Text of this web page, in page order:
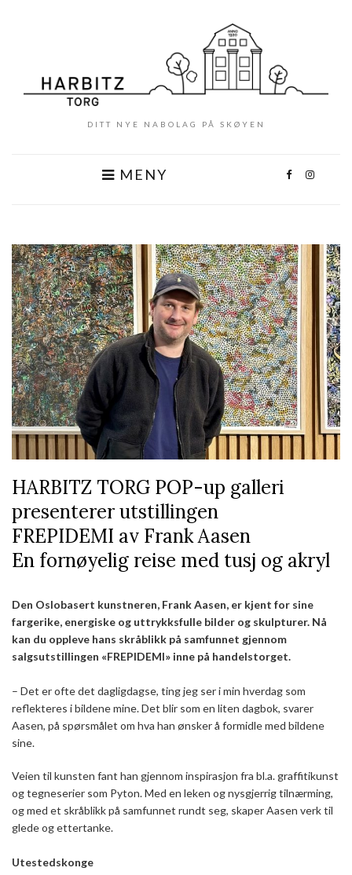
DITT NYE NABOLAG PÅ SKØYEN
MENY
HARBITZ TORG POP-up galleri
presenterer utstillingen
FREPIDEMI av Frank Aasen
En fornøyelig reise med tusj og akryl
Den Oslobasert kunstneren, Frank Aasen, er kjent for sine
fargerike, energiske og uttrykksfulle bilder og skulpturer. Nå
kan du oppleve hans skråblikk på samfunnet gjennom
salgsutstillingen «FREPIDEMI» inne på handelstorget.
– Det er ofte det dagligdagse, ting jeg ser i min hverdag som
reflekteres i bildene mine. Det blir som en liten dagbok, svarer
Aasen, på spørsmålet om hva han ønsker å formidle med bildene
sine.
Veien til kunsten fant han gjennom inspirasjon fra bl.a. graffitikunst
og tegneserier som Pyton. Med en leken og nysgjerrig tilnærming,
og med et skråblikk på samfunnet rundt seg, skaper Aasen verk til
glede og ettertanke.
Utestedskonge